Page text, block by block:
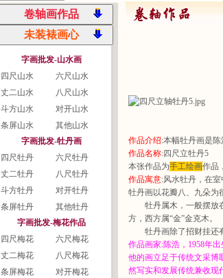
字画批发-山水画
四尺山水
六尺山水
丈二山水
八尺山水
斗方山水
对开山水
条屏山水
其他山水
字画批发-牡丹画
四尺牡丹
六尺牡丹
丈二牡丹
八尺牡丹
斗方牡丹
对开牡丹
条屏牡丹
其他牡丹
字画批发-梅花作品
四尺梅花
六尺梅花
丈二梅花
八尺梅花
条屏梅花
对开梅花
作品介绍:本幅牡丹画是
作品名称:四尺立牡丹5
本张作品为手工绘画作品
作品寓意:风水牡丹，在
牡丹画以花瓣八、九朵为
牡丹属木，一般摆放在
方，西方属“金”金克木。
牡丹画除了招财挂还有
作品画家:陈浩，1958年
他的画立足于传统文采博
然写实和发展传统兼收现